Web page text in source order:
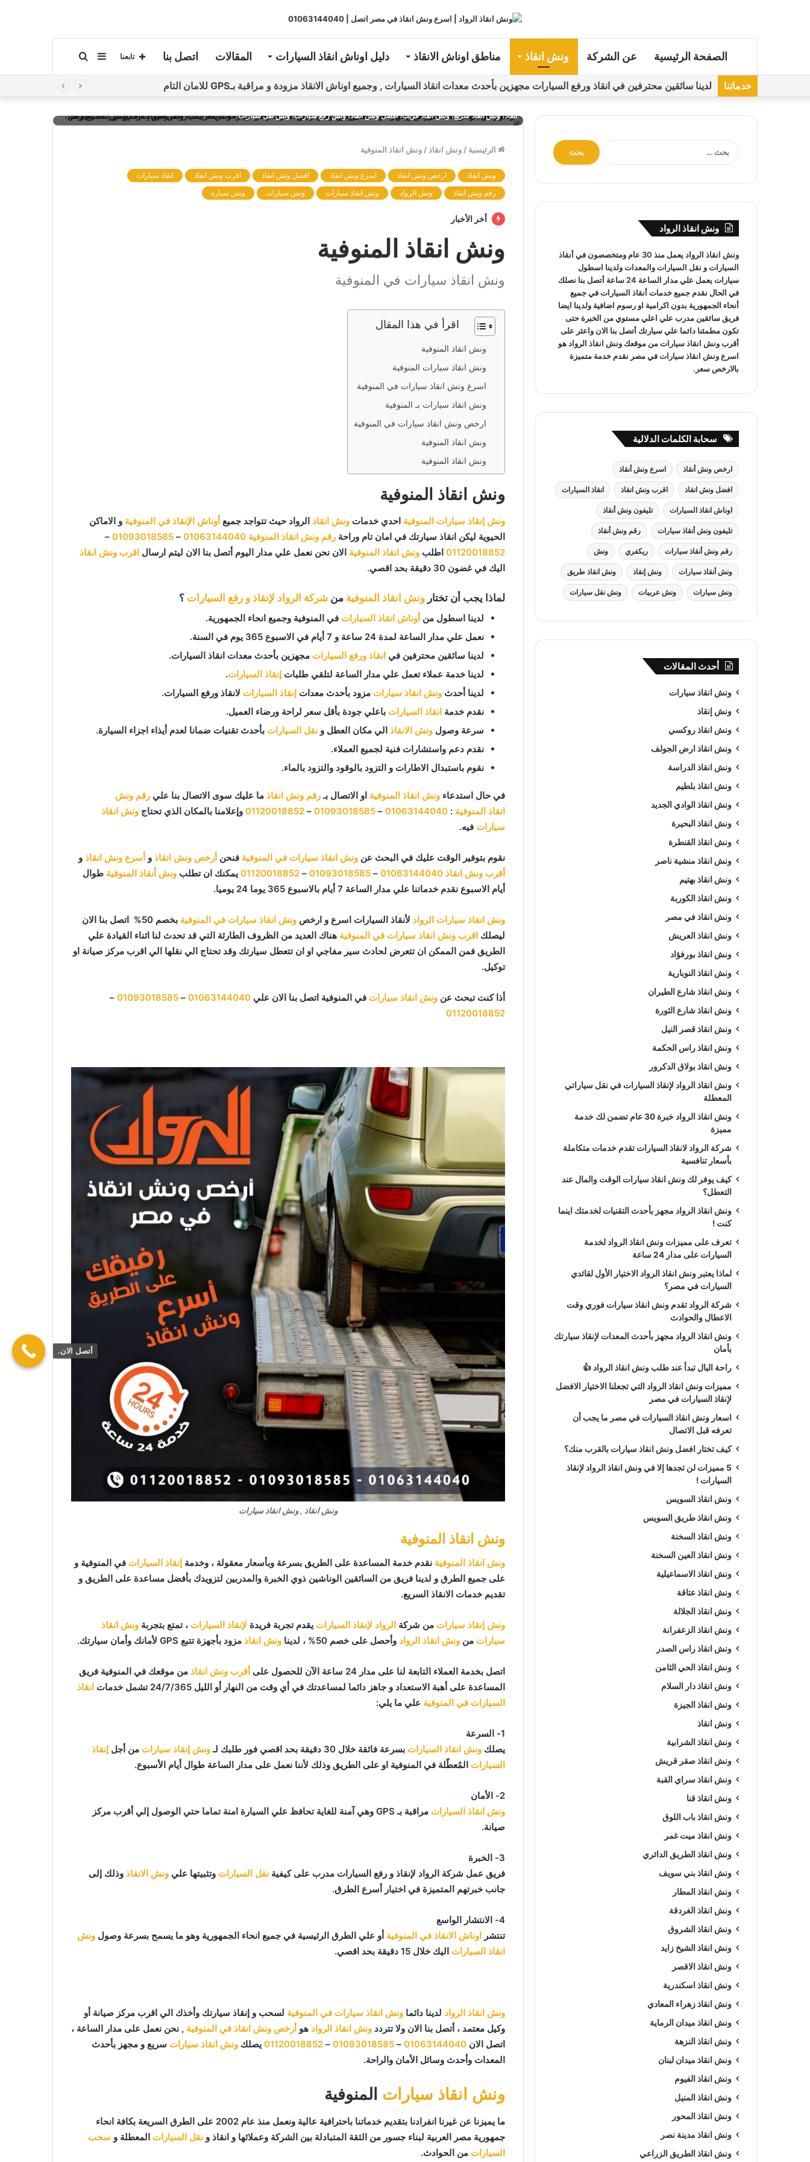
الصفحة الرئيسية عن الشركة ونش انقاذ مناطق اوناش الانقاذ دليل اوناش انقاذ السيارات المقالات اتصل بنا إضافة
جانبي
تابعنا
خدماتنا لدينا سائقين محترفين في انقاذ ورفع السيارات مجهزين بأحدث معدات انقاذ السيارات , وجميع اوناش الانقاذ مزودة و مراقبة بـGPS للامان التام
انقاذ، ونش انقاذ سريع، ونش انقاذ قريب، افضل ونش انقاذ، ونش رفع سيارات، ونش نقل سيارات
الرئيسية / ونش انقاذ / ونش انقاذ المنوفية
ونش انقاذ ارخص ونش انقاذ اسرع ونش انقاذ افضل ونش انقاذ اقرب ونش انقاذ
انقاذ سيارات
رقم ونش انقاذ
ونش الرواد ونش انقاذ سيارات ونش سيارات ونش سيارة
أخر الأخبار
ونش انقاذ المنوفية
ونش انقاذ سيارات في المنوفية
اقرأ في هذا المقال
ونش انقاذ المنوفية
ونش انقاذ سيارات المنوفية
اسرع ونش انقاذ سيارات في المنوفية
ونش انقاذ سيارات بـ المنوفية
ارخص ونش انقاذ سيارات في المنوفية
ونش انقاذ المنوفية
ونش انقاذ المنوفية
ونش انقاذ المنوفية
ونش إنقاذ سيارات المنوفية احدي خدمات ونش انقاذ الرواد حيث تتواجد جميع أوناش الإنقاذ في المنوفية و الاماكن
الحيوية ليكن انقاذ سيارتك في امان تام وراحة رقم ونش انقاذ المنوفية 01063144040
–
01093018585
–
01120018852 اطلب ونش انقاذ المنوفية الان نحن نعمل علي مدار اليوم أتصل بنا الان ليتم ارسال اقرب ونش انقاذ
اليك في غضون 30 دقيقة بحد اقصي.
لماذا يجب أن تختار ونش انقاذ المنوفية من شركة الرواد لإنقاذ و رفع السيارات ؟
لدينا اسطول من أوناش انقاذ السيارات في المنوفية وجميع انحاء الجمهورية.
نعمل علي مدار الساعة لمدة 24 ساعة و 7 أيام في الاسبوع 365 يوم في السنة.
لدينا سائقين محترفين في انقاذ ورفع السيارات مجهزين بأحدث معدات انقاذ السيارات.
لدينا خدمة عملاء تعمل علي مدار الساعة لتلقي طلبات إنقاذ السيارات.
لدينا أحدث ونش انقاذ سيارات مزود بأحدث معدات إنقاذ السيارات لانقاذ ورفع السيارات.
نقدم خدمة انقاذ السيارات باعلي جودة بأقل سعر لراحة ورضاء العميل.
سرعة وصول ونش الانقاذ الي مكان العطل و نقل السيارات بأحدث تقنيات ضمانا لعدم أيذاء اجزاء السيارة.
نقدم دعم واستشارات فنية لجميع العملاء.
نقوم باستبدال الاطارات و التزود بالوقود والتزود بالماء.
في حال استدعاء ونش انقاذ المنوفية او الاتصال بـرقم ونش انقاذ ما عليك سوى الاتصال بنا علي رقم ونش
انقاذ المنوفية :
01063144040
–
01093018585
–
01120018852 وإعلامنا بالمكان الذي تحتاج ونش انقاذ
سيارات فيه.
نقوم بتوفير الوقت عليك في البحث عن ونش انقاذ سيارات في المنوفية فنحن أرخص ونش انقاذ و أسرع ونش انقاذ و
أقرب ونش انقاذ 01063144040
–
01093018585
–
01120018852 يمكنك ان تطلب ونش أنقاذ المنوفية طوال
أيام الاسبوع نقدم خدماتنا علي مدار الساعة 7 أيام بالاسبوع 365 يوما 24 يوميا.
ونش انقاذ سيارات الرواد لأنقاذ السيارات اسرع و ارخص ونش انقاذ سيارات في المنوفية
بخصم 50% اتصل بنا الان
ليصلك اقرب ونش انقاذ سيارات في المنوفية هناك العديد من الظروف الطارئة التي قد تحدث لنا اثناء القيادة علي
الطريق فمن الممكن ان تتعرض لحادث سير مفاجي او ان تتعطل سيارتك وقد تحتاج الي نقلها الي اقرب مركز صيانة او
توكيل.
أذا كنت تبحث عن ونش انقاذ سيارات في المنوفية اتصل بنا الان علي 01063144040
–
01093018585
–
01120018852
ونش انقاذ , ونش انقاذ سيارات
ونش انقاذ المنوفية
ونش انقاذ المنوفية نقدم خدمة المساعدة على الطريق بسرعة وبأسعار معقولة ، وخدمة إنقاذ السيارات في المنوفية و
على جميع الطرق و لدينا فريق من السائقين الوناشين ذوي الخبرة والمدربين لتزويدك بأفضل مساعدة على الطريق و
تقديم خدمات الانقاذ السريع.
ونش إنقاذ سيارات من شركة الرواد لإنقاذ السيارات يقدم تجربة فريدة لإنقاذ السيارات ، تمتع بتجربة ونش انقاذ
سيارات من ونش انقاذ الرواد وأحصل على خصم 50% ، لدينا ونش انقاذ مزود بأجهزة تتبع GPS لأمانك وأمان سيارتك.
اتصل بخدمة العملاء التابعة لنا على مدار 24 ساعة الآن للحصول على أقرب ونش انقاذ من موقعك في المنوفية فريق
المساعدة على أهبة الاستعداد و جاهز دائما لمساعدتك في أي وقت من النهار أو الليل 24/7/365 تشمل خدمات
انقاذ
السيارات في المنوفية علي ما يلي:
1- السرعة
يصلك ونش انقاذ السيارات بسرعة فائقة خلال 30 دقيقة بحد اقصي فور طلبك لـ ونش إنقاذ سيارات من أجل إنقاذ
السيارات المُعطّلة في المنوفية او على الطريق وذلك لأننا نعمل على مدار الساعة طوال أيام الأسبوع.
2- الأمان
ونش انقاذ السيارات
مراقبة بـ GPS وهي آمنة للغاية تحافظ علي السيارة امنة تماما حتي الوصول إلي أقرب مركز
صيانة.
3- الخبرة
فريق عمل شركة الرواد لإنقاذ و رفع السيارات مدرب على كيفية نقل السيارات وتثبيتها علي ونش الانقاذ وذلك إلى
جانب خبرتهم المتميزة في اختيار أسرع الطرق.
4- الانتشار الواسع
تنتشر
اوناش الانقاذ في المنوفية أو علي الطرق الرئيسية في جميع انحاء الجمهورية وهو ما يسمح بسرعة وصول ونش
انقاذ السيارات اليك خلال 15 دقيقة بحد اقصي.
ونش انقاذ الرواد لدينا دائما ونش انقاذ سيارات في المنوفية لسحب و إنقاذ سيارتك وأخذك الي اقرب مركز صيانة أو
وكيل معتمد ، أتصل بنا الان ولا تتردد ونش انقاذ الرواد هو أرخص ونش انقاذ في المنوفية , نحن نعمل على مدار الساعة ،
اتصل الان 01063144040
–
01093018585
–
01120018852 يصلك ونش انقاذ سيارات سريع و مجهز بأحدث
المعدات وأحدث وسائل الأمان والراحة.
ونش انقاذ سيارات المنوفية
ما يميزنا عن غيرنا انفرادنا بتقديم خدماتنا باحترافية عالية ونعمل منذ عام 2002 على الطرق السريعة بكافة انحاء
جمهورية مصر العربية لبناء جسور من الثقة المتبادلة بين الشركة وعملائها و انقاذ و نقل السيارات المعطلة و سحب
السيارات من الحوادث.
ح
ونش انقاذ الرواد
ونش انقاذ الرواد يعمل منذ 30 عام ومتخصصون في
أنقاذ
السياراتو نقل السياراتوالمعدات ولدينا اسطول
سيارات يعمل علي مدار الساعة 24 ساعة أتصل بنا نصلك
في الحال نقدم جميع خدماتأنقاذ السياراتفي جميع
أنحاء الجمهورية بدون اكرامية او رسوم اضافية ولدينا ايضا
فريق سائقين مدرب علي اعلي مستوي من الخبرة حتى
تكون مطمئنا دائما علي سيارتك أتصل بنا الان واعثر على
أقرب ونش انقاذ سياراتمن موقعك ونش انقاذ الرواد هو
اسرع ونش انقاذ سياراتفي مصر نقدم خدمة متميزة
بالارخص سعر.
سحابة الكلمات الدلالية
ارخص ونش أنقاذ اسرع ونش أنقاذ
افضل ونش انقاذ اقرب ونش انقاذ انقاذ السيارات
اوناش انقاذ السيارات تليفون ونش أنقاذ
تليفون ونش أنقاذ سيارات رقم ونش أنقاذ
رقم ونش أنقاذ سيارات ريكفري ونش
ونش أنقاذ سيارات ونش إنقاذ ونش انقاذ طريق
ونش سيارات ونش عربيات ونش نقل سيارات
أحدث المقالات
ونش انقاذ سيارات
ونش إنقاذ
ونش انقاذ روكسي
ونش انقاذ ارض الجولف
ونش انقاذ الدراسة
ونش انقاذ بلطيم
ونش انقاذ الوادي الجديد
ونش انقاذ البحيرة
ونش انقاذ القنطرة
ونش انقاذ منشية ناصر
ونش انقاذ بهتيم
ونش انقاذ الكوربة
ونش انقاذ في مصر
ونش انقاذ العريش
ونش انقاذ بورفؤاد
ونش انقاذ النوبارية
ونش انقاذ شارع الطيران
ونش انقاذ شارع الثورة
ونش انقاذ قصر النيل
ونش انقاذ راس الحكمة
ونش انقاذ بولاق الدكرور
ونش انقاذ الرواد لإنقاذ السيارات في نقل سياراتي
المعطلة
ونش انقاذ الرواد خبرة 30 عام تضمن لك خدمة
مميزة
شركة الرواد لانقاذ السيارات تقدم خدمات متكاملة
بأسعار تنافسية
كيف يوفر لك ونش انقاذ سيارات الوقت والمال عند
التعطل؟
ونش انقاذ الرواد مجهز بأحدث التقنيات لخدمتك اينما
كنت !
تعرف على مميزات ونش انقاذ الرواد لخدمة
السيارات على مدار 24 ساعة
لماذا يعتبر ونش انقاذ الرواد الاختيار الأول لقائدي
السيارات في مصر؟
شركة الرواد تقدم ونش انقاذ سيارات فوري وقت
الاعطال والحوادث
ونش انقاذ الرواد مجهز بأحدث المعدات لإنقاذ سيارتك
بأمان
راحة البال تبدأ عند طلب ونش انقاذ الرواد 👍
مميزات ونش انقاذ الرواد التي تجعلنا الاختيار الافضل
لإنقاذ السيارات في مصر
اسعار ونش انقاذ السيارات في مصر ما يجب أن
تعرفه قبل الاتصال
كيف تختار افضل ونش انقاذ سيارات بالقرب منك؟
5 مميزات لن تجدها إلا في ونش انقاذ الرواد لإنقاذ
السيارات !
ونش انقاذ السويس
ونش انقاذ طريق السويس
ونش انقاذ السخنة
ونش انقاذ العين السخنة
ونش انقاذ الاسماعيلية
ونش انقاذ عتاقة
ونش انقاذ الجلالة
ونش انقاذ الزعفرانة
ونش انقاذ راس الصدر
ونش انقاذ الحي الثامن
ونش انقاذ دار السلام
ونش انقاذ الجيزة
ونش انقاذ
ونش انقاذ الشرابية
ونش انقاذ صقر قريش
ونش انقاذ سراي القبة
ونش انقاذ قنا
ونش انقاذ باب اللوق
ونش انقاذ ميت غمر
ونش انقاذ الطريق الدائري
ونش انقاذ بني سويف
ونش انقاذ المطار
ونش انقاذ الغردقة
ونش انقاذ الشروق
ونش انقاذ الشيخ زايد
ونش انقاذ الاقصر
ونش انقاذ اسكندرية
ونش انقاذ زهراء المعادي
ونش انقاذ ميدان الرماية
ونش انقاذ النزهة
ونش انقاذ ميدان لبنان
ونش انقاذ الفيوم
ونش انقاذ المنيل
ونش انقاذ المحور
ونش انقاذ مدينة نصر
ونش انقاذ الطريق الزراعي
أتصل الان.